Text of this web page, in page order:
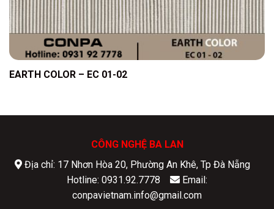
EARTH COLOR – EC 01-02
CÔNG NGHỆ BA LAN
Địa chỉ: 17 Nhơn Hòa 20, Phường An Khê, Tp Đà Nẵng
Hotline: 0931.92.7778
Email:
conpavietnam.info@gmail.com